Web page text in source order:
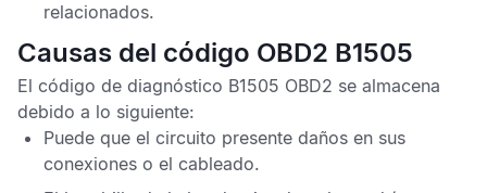
relacionados.
Causas del código OBD2 B1505
El código de diagnóstico B1505 OBD2 se almacena
debido a lo siguiente:
Puede que el circuito presente daños en sus
conexiones o el cableado.